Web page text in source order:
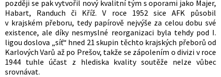
později se pak vytvořil nový kvalitní tým s oporami jako Majer,
Habart, Randuch či Kříž. V roce 1952 sice AFK působil
v krajském přeboru, tedy papírově nejvýše za celou dobu své
existence, ale díky nesmyslné reorganizaci byla tehdy pod I.
ligou doslova „síť“ hned 21 skupin těchto krajských přeborů od
Karlových Varů až po Prešov, takže se zápolením o divizi v roce
1944 tuhle účast z hlediska kvality soutěže nelze vůbec
srovnávat.